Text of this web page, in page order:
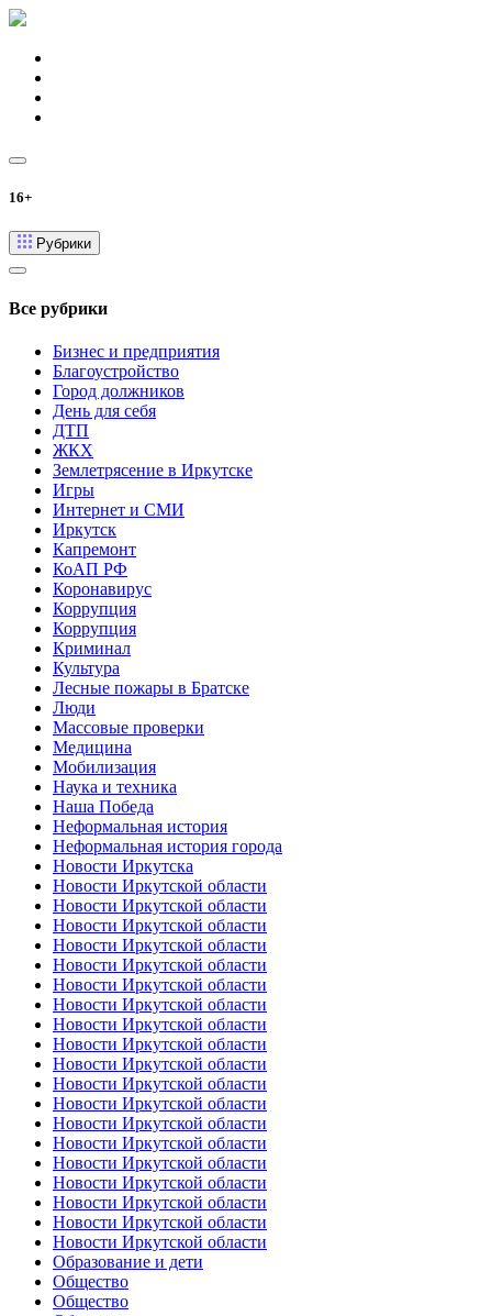
16+
Рубрики
Все рубрики
Бизнес и предприятия
Благоустройство
Город должников
День для себя
ДТП
ЖКХ
Землетрясение в Иркутске
Игры
Интернет и СМИ
Иркутск
Капремонт
КоАП РФ
Коронавирус
Коррупция
Коррупция
Криминал
Культура
Лесные пожары в Братске
Люди
Массовые проверки
Медицина
Мобилизация
Наука и техника
Наша Победа
Неформальная история
Неформальная история города
Новости Иркутска
Новости Иркутской области
Новости Иркутской области
Новости Иркутской области
Новости Иркутской области
Новости Иркутской области
Новости Иркутской области
Новости Иркутской области
Новости Иркутской области
Новости Иркутской области
Новости Иркутской области
Новости Иркутской области
Новости Иркутской области
Новости Иркутской области
Новости Иркутской области
Новости Иркутской области
Новости Иркутской области
Новости Иркутской области
Новости Иркутской области
Новости Иркутской области
Образование и дети
Общество
Общество